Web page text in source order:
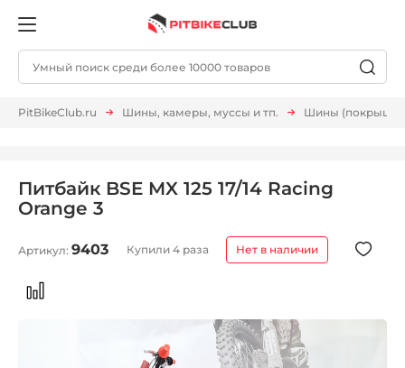
PitBikeClub.ru Шины, камеры, муссы и тп. Шины
Питбайк BSE MX 125 17/14 Racing
Orange 3
Артикул: 9403 Купили 4 раза Нет в наличии